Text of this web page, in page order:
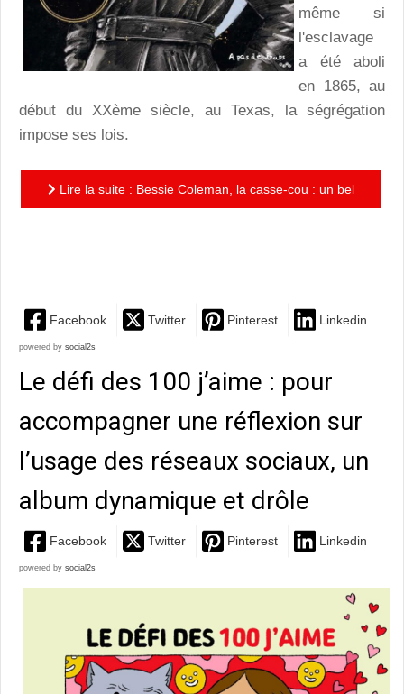
même si
l'esclavage
a été aboli
en 1865, au
début du XXème siècle, au Texas, la ségrégation
impose ses lois.
Lire la suite : Bessie Coleman, la casse-cou : un bel
Facebook Twitter Pinterest Linkedin
powered by social2s
Le défi des 100 j’aime : pour
accompagner une réflexion sur
l’usage des réseaux sociaux, un
album dynamique et drôle
Facebook Twitter Pinterest Linkedin
powered by social2s